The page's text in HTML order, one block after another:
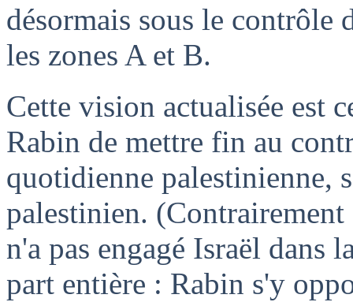
désormais sous le contrôle
les zones A et B.
Cette vision actualisée est
Rabin de mettre fin au
quotidienne palestinienne,
palestinien.
n'a pas engagé Israël dans
part entière : Rabin s'y